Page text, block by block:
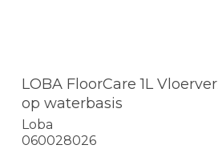
LOBA FloorCare 1L
op waterbasis
Loba
060028026